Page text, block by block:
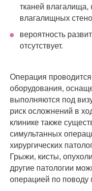
тканей
влагалищных
вероятность
отсутствует.
Операция
оборудования,
выполняются под
риск осложнений в
клинике также
симультанных
хирургических
Грыжи, кисты,
другие патологии
операцией по поводу